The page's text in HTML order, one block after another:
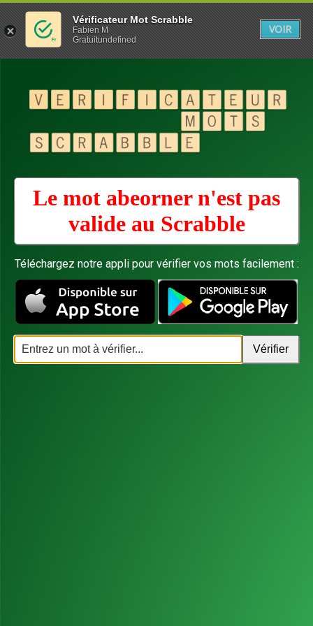
Le mot abeorner n'est pas
valide au Scrabble
Téléchargez notre appli pour vérifier vos mots facilement :
Vérificateur Mot Scrabble
Fabien M
Gratuitundefined
VOIR